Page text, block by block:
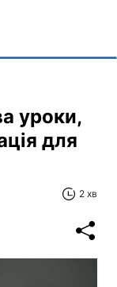
уроки,
для
2 хв